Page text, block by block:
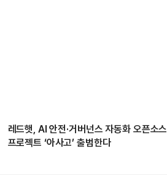
레드햇, AI 안전·거버넌스 자동화 오픈소스
프로젝트 ‘아사고’ 출범한다